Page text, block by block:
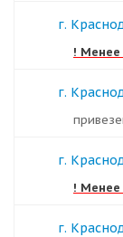
г.
!
г.
г.
!
г.